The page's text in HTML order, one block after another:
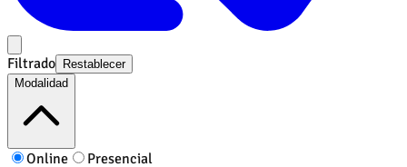
Filtrado
Restablecer
Modalidad
Online Presencial